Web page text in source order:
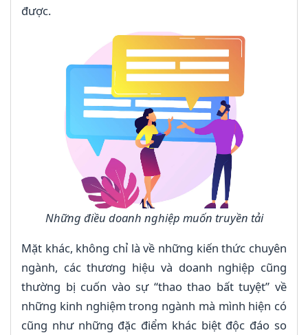
được.
Những điều doanh nghiệp muốn truyền tải
Mặt khác, không chỉ là về những kiến thức chuyên
ngành, các thương hiệu và doanh nghiệp cũng
thường bị cuốn vào sự “thao thao bất tuyệt” về
những kinh nghiệm trong ngành mà mình hiện có
cũng như những đặc điểm khác biệt độc đáo so